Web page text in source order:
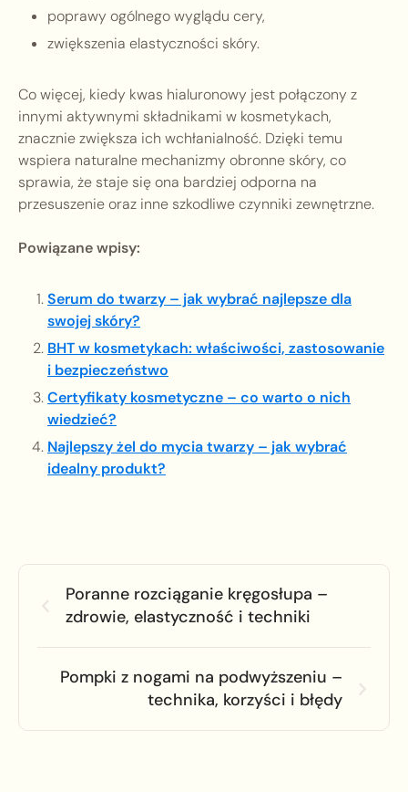
poprawy ogólnego wyglądu cery,
zwiększenia elastyczności skóry.
Co więcej, kiedy kwas hialuronowy jest połączony z
innymi aktywnymi składnikami w kosmetykach,
znacznie zwiększa ich wchłanialność. Dzięki temu
wspiera naturalne mechanizmy obronne skóry, co
sprawia, że staje się ona bardziej odporna na
przesuszenie oraz inne szkodliwe czynniki zewnętrzne.
Powiązane wpisy:
Serum do twarzy – jak wybrać najlepsze dla
swojej skóry?
BHT w kosmetykach: właściwości, zastosowanie
i bezpieczeństwo
Certyfikaty kosmetyczne – co warto o nich
wiedzieć?
Najlepszy żel do mycia twarzy – jak wybrać
idealny produkt?
Poranne rozciąganie kręgosłupa –
zdrowie, elastyczność i techniki
Pompki z nogami na podwyższeniu –
technika, korzyści i błędy